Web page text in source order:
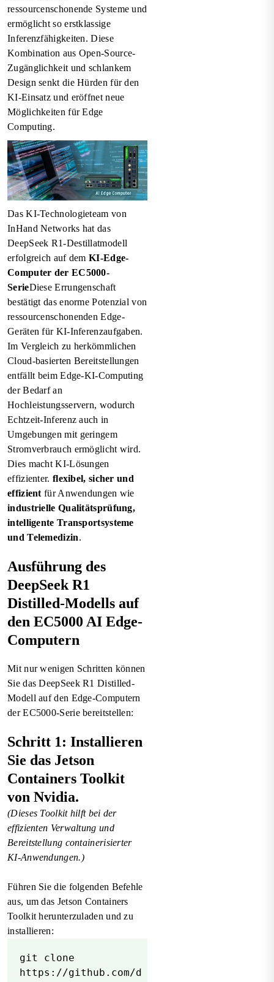
ressourcenschonende Systeme und
ermöglicht so erstklassige
Inferenzfähigkeiten. Diese
Kombination aus Open-Source-
Zugänglichkeit und schlankem
Design senkt die Hürden für den
KI-Einsatz und eröffnet neue
Möglichkeiten für Edge
Computing.
Das KI-Technologieteam von
InHand Networks hat das
DeepSeek R1-Destillatmodell
erfolgreich auf demKI-Edge-
Computer der EC5000-
SerieDiese Errungenschaft
bestätigt das enorme Potenzial von
ressourcenschonenden Edge-
Geräten für KI-Inferenzaufgaben.
Im Vergleich zu herkömmlichen
Cloud-basierten Bereitstellungen
entfällt beim Edge-KI-Computing
der Bedarf an
Hochleistungsservern, wodurch
Echtzeit-Inferenz auch in
Umgebungen mit geringem
Stromverbrauch ermöglicht wird.
Dies macht KI-Lösungen
effizienter. flexibel, sicher und
effizient für Anwendungen wie
industrielle Qualitätsprüfung,
intelligente Transportsysteme
und Telemedizin.
Ausführung des
DeepSeek R1
Distilled-Modells auf
den EC5000 AI Edge-
Computern
Mit nur wenigen Schritten können
Sie das DeepSeek R1 Distilled-
Modell auf den Edge-Computern
der EC5000-Serie bereitstellen:
Schritt 1: Installieren
Sie das Jetson
Containers Toolkit
von Nvidia.
(Dieses Toolkit hilft bei der
effizienten Verwaltung und
Bereitstellung containerisierter
KI-Anwendungen.)
Führen Sie die folgenden Befehle
aus, um das Jetson Containers
Toolkit herunterzuladen und zu
installieren:
git clone
https://github.com/d